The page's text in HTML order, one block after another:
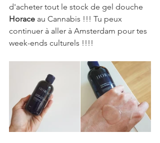
d'acheter tout le stock de gel douche
Horace au Cannabis !!! Tu peux
continuer à aller à Amsterdam pour tes
week-ends culturels !!!!